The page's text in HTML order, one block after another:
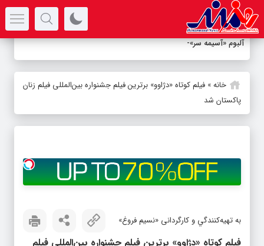
آلبوم «آسیمه سر» منتشر ش-
خانه» فیلم کوتاه «دژاوو» برترین فیلم جشنواره بین‌المللی فیلم زنان
پاکستان شد
به تهيه‌كنندگي و کارگردانی «نسیم فروغ»
فیلم کوتاه «دژاوو» برترین فیلم جشنواره بین‌المللی فیلم